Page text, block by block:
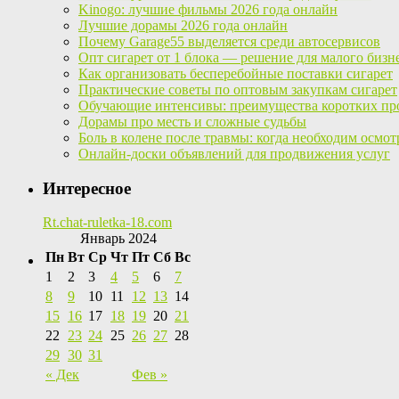
Kinogo: лучшие фильмы 2026 года онлайн
Лучшие дорамы 2026 года онлайн
Почему Garage55 выделяется среди автосервисов
Опт сигарет от 1 блока — решение для малого
Как организовать бесперебойные поставки сигарет
Практические советы по оптовым закупкам сигарет
Обучающие интенсивы: преимущества коротких
Дорамы про месть и сложные судьбы
Боль в колене после травмы: когда необходим
Онлайн-доски объявлений для продвижения услуг
Интересное
Rt.chat-ruletka-18.com
Январь 2024
Пн Вт Ср Чт Пт Сб Вс
« Дек Фев »
1 2 3 4 5 6
7
8
9 10 11 12 13 14
15 16 17 18 19 20 21
22
23 24 25 26 27 28
29 30 31